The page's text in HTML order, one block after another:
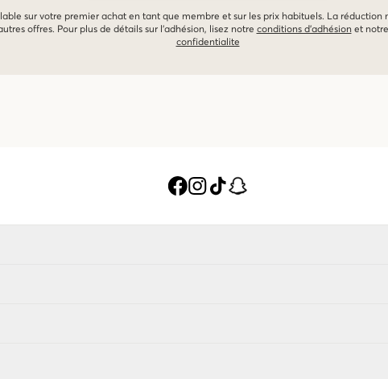
sur votre premier achat en tant que membre et sur les prix habituels. La réduction
offres. Pour plus de détails sur l'adhésion, lisez notre conditions d'adhésion et notre
confidentialite